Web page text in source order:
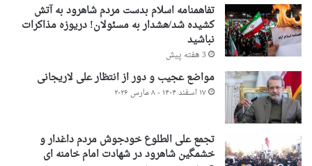
تفاهمنامه اسلام بدست مردم شاهرود به آتش
کشیده شد/هشدار به مسئولان! دریوزه مذاکرات
نباشید
3 هفته پیش
مواضع عجیب و دور از انتظار علی لاریجانی
۱۷ اسفند ۱۴۰۴ - ۸ مارس ۲۰۲۶
تجمع علی الطلوع خودجوش مردم داغدار و
خشمگین شاهرود در شهادت امام خامنه ای